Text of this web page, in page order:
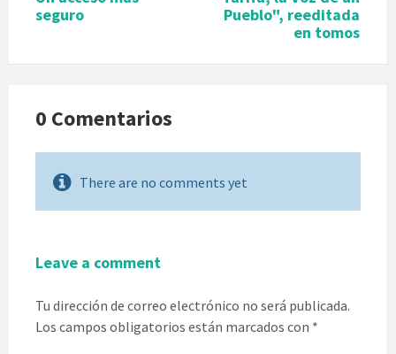
seguro
Pueblo", reeditada
en tomos
0 Comentarios
There are no comments yet
Leave a comment
Tu dirección de correo electrónico no será publicada.
Los campos obligatorios están marcados con *